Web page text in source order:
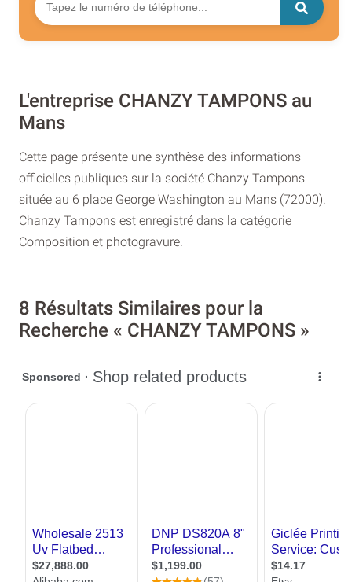
L'entreprise CHANZY TAMPONS au
Mans
Cette page présente une synthèse des informations
officielles publiques sur la société Chanzy Tampons
située au 6 place George Washington au Mans (72000).
Chanzy Tampons est enregistré dans la catégorie
Composition et photogravure.
8 Résultats Similaires pour la
Recherche « CHANZY TAMPONS »